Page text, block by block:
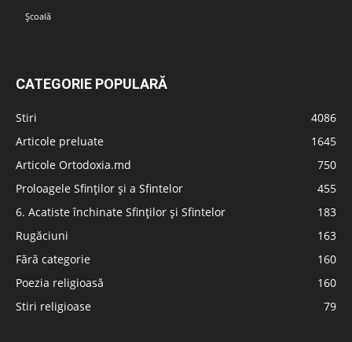
Școală
CATEGORIE POPULARĂ
Stiri
4086
Articole preluate
1645
Articole Ortodoxia.md
750
Proloagele Sfinților și a Sfintelor
455
6. Acatiste închinate Sfinților și Sfintelor
183
Rugăciuni
163
Fără categorie
160
Poezia religioasă
160
Stiri religioase
79